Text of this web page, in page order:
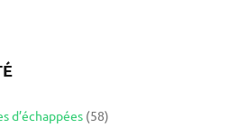
d’échappées (58)